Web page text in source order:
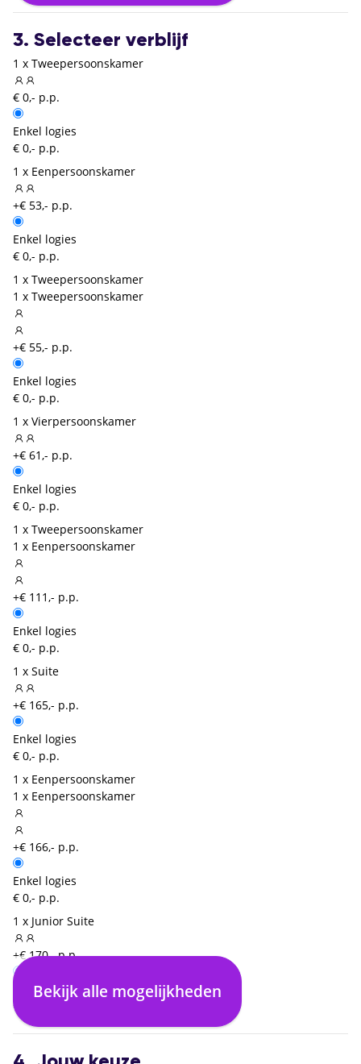
3. Selecteer verblijf
1 x Tweepersoonskamer
€ 0,- p.p.
Enkel logies
€ 0,- p.p.
1 x Eenpersoonskamer
+€ 53,- p.p.
Enkel logies
€ 0,- p.p.
1 x Tweepersoonskamer
1 x Tweepersoonskamer
+€ 55,- p.p.
Enkel logies
€ 0,- p.p.
1 x Vierpersoonskamer
+€ 61,- p.p.
Enkel logies
€ 0,- p.p.
1 x Tweepersoonskamer
1 x Eenpersoonskamer
+€ 111,- p.p.
Enkel logies
€ 0,- p.p.
1 x Suite
+€ 165,- p.p.
Enkel logies
€ 0,- p.p.
1 x Eenpersoonskamer
1 x Eenpersoonskamer
+€ 166,- p.p.
Enkel logies
€ 0,- p.p.
1 x Junior Suite
+€ 170,- p.p.
Enkel logies
€ 0,- p.p.
Bekijk alle mogelijkheden